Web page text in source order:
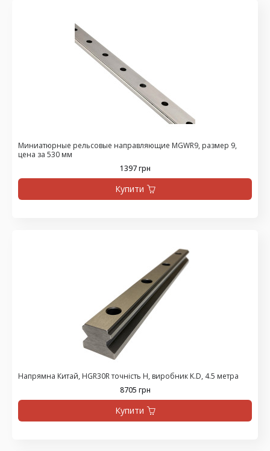
Миниатюрные рельсовые направляющие MGWR9, размер 9,
цена за 530 мм
1397 грн
Купити
Напрямна Китай, HGR30R точність H, виробник K.D, 4.5 метра
8705 грн
Купити